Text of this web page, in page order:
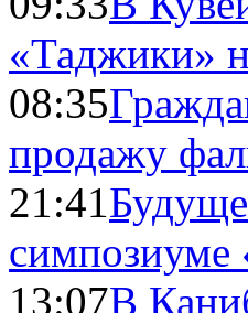
«Таджики»
08:35
продажу
21:41
симпозиуме
13:07В